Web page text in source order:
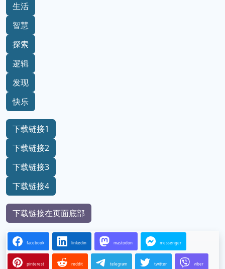
生活
智慧
探索
逻辑
发现
快乐
下载链接1
下载链接2
下载链接3
下载链接4
下载链接在页面底部
facebook linkedin mastodon messenger
pinterest reddit telegram twitter viber